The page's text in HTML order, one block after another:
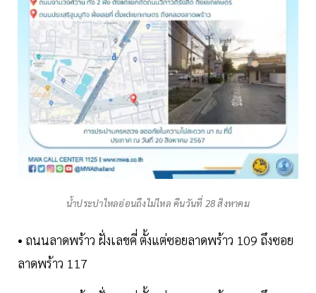
น้ำประปาไหลอ่อนถึงไม่ไหล คืนวันที่ 28 สิงหาคม
• ถนนลาดพร้าว ฝั่งเลขคี่ ตั้งแต่ซอยลาดพร้าว 109 ถึงซอย
ลาดพร้าว 117